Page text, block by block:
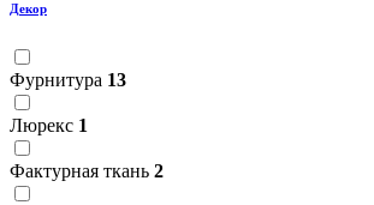
Декор
Фурнитура 13
Люрекс 1
Фактурная ткань 2